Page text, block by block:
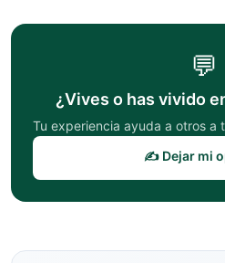
💬
¿Vives o has vivido
Tu experiencia ayuda a otros a
✍️ Dejar mi